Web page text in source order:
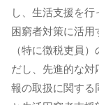
し、生活支援を
困窮者対策に活用
（特に徴税吏員
だし、先進的な
報の取扱に関する